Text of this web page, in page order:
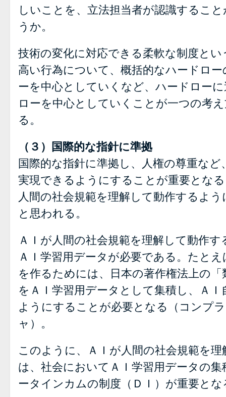
しいことを、立法担当者が認識するこ
うか。
技術の変化に対応できる柔軟な制度と
高い行為について、概括的なハードロ
ーを中心としていくなど、ハードロー
ローを中心としていくことが一つの考
る。
（３）国際的な指針に準拠
国際的な指針に準拠し、人権の尊重な
実現できるようにすることが重要とな
人間の社会規範を理解して動作するよ
と思われる。
ＡＩが人間の社会規範を理解して動作
ＡＩ学習用データが必要である。たと
を作るためには、日本の著作権法上の
をＡＩ学習用データとして集積し、Ａ
ようにすることが必要となる（コンプ
ャ）。
このように、ＡＩが人間の社会規範を
は、社会においてＡＩ学習用データの
ータインカムの制度（ＤＩ）が重要とな